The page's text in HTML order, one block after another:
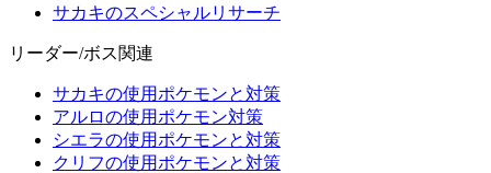
サカキのスペシャルリサーチ
リーダー/ボス関連
サカキの使用ポケモンと対策
アルロの使用ポケモン対策
シエラの使用ポケモンと対策
クリフの使用ポケモンと対策